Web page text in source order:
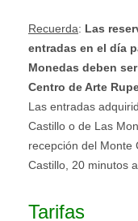
Recuerda: Las
entradas en el día
Monedas deben
Centro de Arte
Las entradas
Castillo o de Las
recepción del Monte
Castillo, 20 minutos
Tarifas